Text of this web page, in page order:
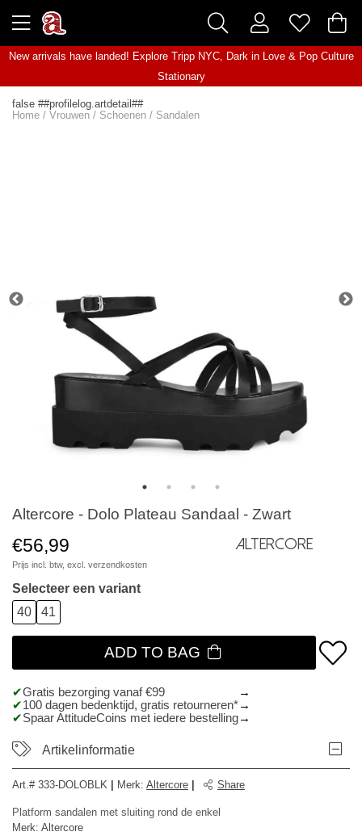
New arrivals have landed! Explore Tripp NYC, Dark in Love& Pop Culture
Stationary
false ##profilelog.artdetail##
Home / Vrouwen / Schoenen / Sandalen
Altercore - Dolo Plateau Sandaal - Zwart
€56,99
Prijs incl. btw, excl. verzendkosten
Altercore
Selecteer een variant
40
41
ADD TO BAG
Gratis bezorging vanaf €99
100 dagen bedenktijd, gratis retourneren*
Spaar AttitudeCoins met iedere bestelling
Artikelinformatie
Art.# 333-DOLOBLK Merk: Altercore Share
Platform sandalen met sluiting rond de enkel
Merk: Altercore